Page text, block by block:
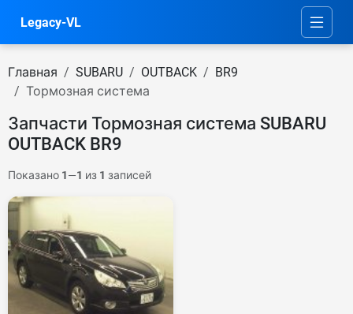
Legacy-VL
Главная SUBARU OUTBACK
BR9
Тормозная система
Запчасти Тормозная система SUBARU
OUTBACK BR9
Показано 1—1 из 1 записей